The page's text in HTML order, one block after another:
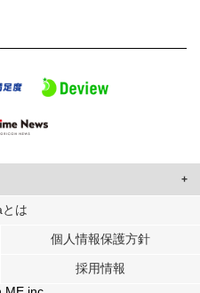
ザーに合わせたコンテンツや広告の
トナーに提供しています。
パートナーに提供した他の情報や、
は
個人情報保護方針
採用情報